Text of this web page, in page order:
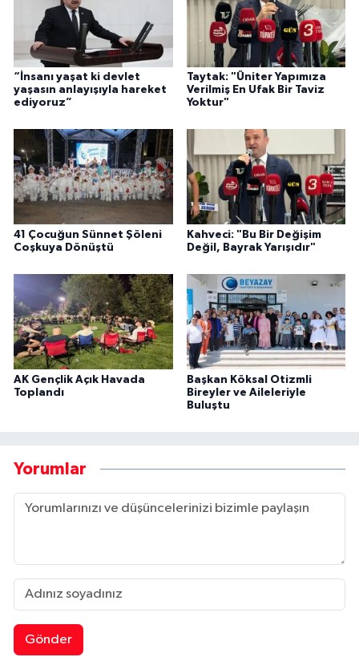
“İnsanı yaşat ki devlet
yaşasın anlayışıyla hareket
ediyoruz”
Taytak: "Üniter Yapımıza
Verilmiş En Ufak Bir Taviz
Yoktur"
41 Çocuğun Sünnet Şöleni
Coşkuya Dönüştü
Kahveci: "Bu Bir Değişim
Değil, Bayrak Yarışıdır"
AK Gençlik Açık Havada
Toplandı
Başkan Köksal Otizmli
Bireyler ve Aileleriyle
Buluştu
Yorumlar
Gönder